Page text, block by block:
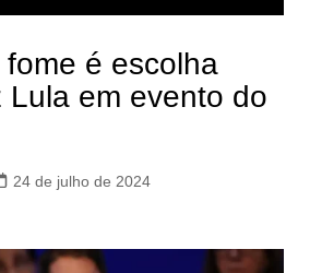
é escolha
Lula em evento do
24 de julho de 2024